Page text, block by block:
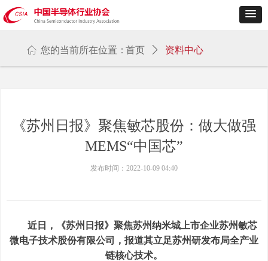
ꀇ 您的当前所在位置：首页 ꄲ 资料中心
发布时间： 2022-10-09 04:40
《苏州日报》聚焦敏芯股份：做大做强
MEMS“中国芯”
近日，《苏州日报》聚焦苏州纳米城上市企业苏州敏芯
微电子技术股份有限公司，报道其立足苏州研发布局全产业
链核心技术。